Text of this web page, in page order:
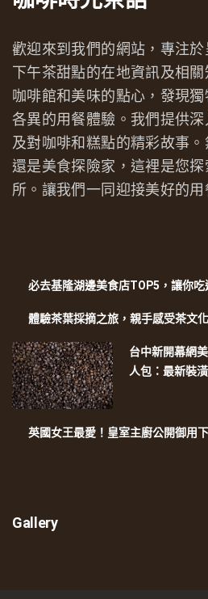
歡迎來到我們的網站，專注
下午茶甜點的在地資訊及相
咖啡館和美味的點心，發現
各異的用餐體驗。我們提供
及對咖啡和糕點的精彩故事
還是美食探險家，這裡是您
所。讓我們一同迎接美好的用
必去基隆湖邊美食店TOP5，讓你吃
體驗茶葉採摘之旅，親手感受茶文
台中新開幕網
人包：最新裝
英國女王最愛！皇室主廚公開御用
Gallery